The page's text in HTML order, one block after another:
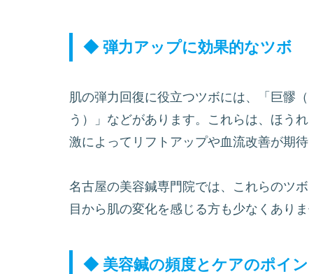
◆ 弾力アップに効果的なツボ
肌の弾力回復に役立つツボには、「巨髎
う）」などがあります。これらは、ほう
激によってリフトアップや血流改善が期待
名古屋の美容鍼専門院では、これらのツ
目から肌の変化を感じる方も少なくありま
◆ 美容鍼の頻度とケアのポイン